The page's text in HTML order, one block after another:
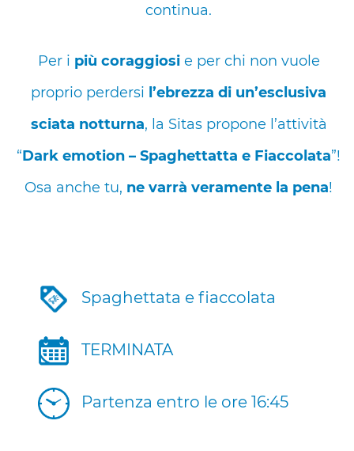
continua.
Per i più coraggiosie per chi non vuole
proprio perdersi l’ebrezza di un’esclusiva
sciata notturna, la Sitaspropone l’attività
“Dark emotion – Spaghettatta e Fiaccolata”!
Osa anche tu, ne varrà veramente la pena!
Spaghettata e fiaccolata
TERMINATA
Partenza entro le ore 16:45